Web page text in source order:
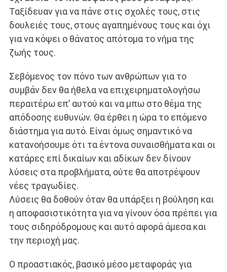
Ταξίδευαν για να πάνε στις σχολές τους, στις
δουλειές τους, στους αγαπημένους τους και όχι
για να κόψει ο θάνατος απότομα το νήμα της
ζωής τους.
Σεβόμενος τον πόνο των ανθρώπων για το
συμβάν δεν θα ήθελα να επιχειρηματολογήσω
περαιτέρω επ’ αυτού και να μπω στο θέμα της
απόδοσης ευθυνών. Θα έρθει η ώρα το επόμενο
διάστημα για αυτό. Είναι όμως σημαντικό να
κατανοήσουμε ότι τα έντονα συναισθήματα και οι
κατάρες επί δικαίων και αδίκων δεν δίνουν
λύσεις στα προβλήματα, ούτε θα αποτρέψουν
νέες τραγωδίες.
Λύσεις θα δοθούν όταν θα υπάρξει η βούληση και
η αποφασιστικότητα για να γίνουν όσα πρέπει για
τους σιδηρόδρομους και αυτό αφορά άμεσα και
την περιοχή μας.
Ο προαστιακός, βασικό μέσο μεταφοράς για